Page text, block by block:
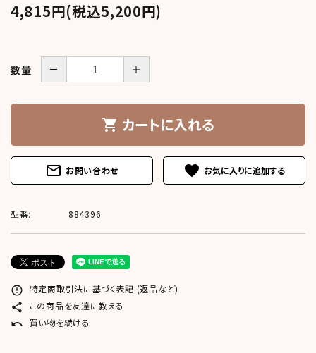
4,815円(税込5,200円)
数量 － ＋
shopping_cart カートに入れる
mail_outline お問い合わせ favorite
型番: 884396
error_outline 特定商取引法に基づく表記 (返品など)
share この商品を友達に教える
undo 買い物を続ける